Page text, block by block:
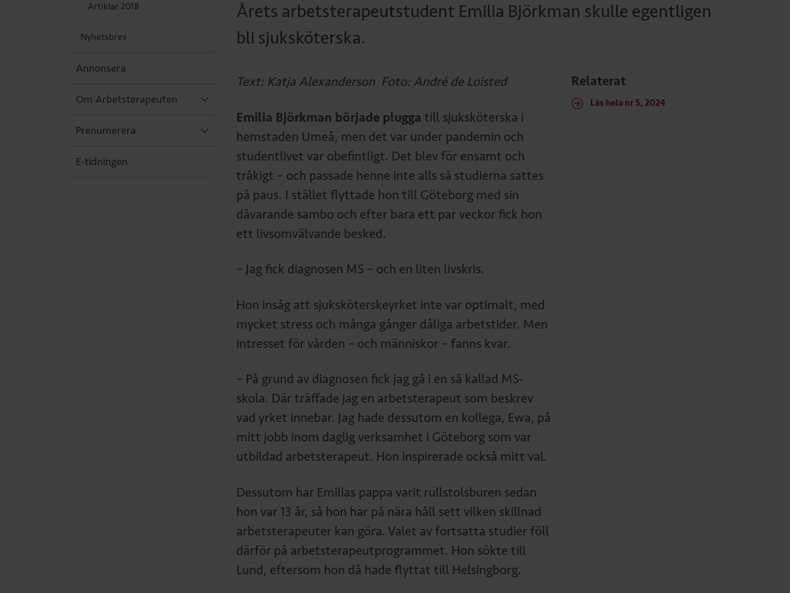
Artiklar 2018
Nyhetsbrev
Annonsera
Om Arbetsterapeuten
Prenumerera
E-tidningen
Årets arbetsterapeutstudent Emilia Björkman skulle egentligen
bli sjuksköterska.
Text: Katja Alexanderson Foto: André de Loisted
Emilia Björkman började plugga till sjuksköterska i
hemstaden Umeå, men det var under pandemin och
studentlivet var obefintligt. Det blev för ensamt och
tråkigt – och passade henne inte alls så studierna sattes
på paus. I stället flyttade hon till Göteborg med sin
dåvarande sambo och efter bara ett par veckor fick hon
ett livsomvälvande besked.
– Jag fick diagnosen MS – och en liten livskris.
Hon insåg att sjuksköterskeyrket inte var optimalt, med
mycket stress och många gånger dåliga arbetstider. Men
intresset för vården – och människor – fanns kvar.
– På grund av diagnosen fick jag gå i en så kallad MS-
skola. Där träffade jag en arbetsterapeut som beskrev
vad yrket innebar. Jag hade dessutom en kollega, Ewa, på
mitt jobb inom daglig verksamhet i Göteborg som var
utbildad arbetsterapeut. Hon inspirerade också mitt val.
Dessutom har Emilias pappa varit rullstolsburen sedan
hon var 13 år, så hon har på nära håll sett vilken skillnad
arbetsterapeuter kan göra. Valet av fortsatta studier föll
därför på arbetsterapeutprogrammet. Hon sökte till
Lund, eftersom hon då hade flyttat till Helsingborg.
Relaterat
Läs hela nr 5, 2024